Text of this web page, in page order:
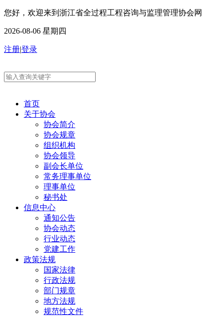
您好，欢迎来到浙江省全过程工程咨询与监理管理协会网
2026-08-06 星期四
注册|登录
首页
关于协会
协会简介
协会规章
组织机构
协会领导
副会长单位
常务理事单位
理事单位
秘书处
信息中心
通知公告
协会动态
行业动态
党建工作
政策法规
国家法律
行政法规
部门规章
地方法规
规范性文件